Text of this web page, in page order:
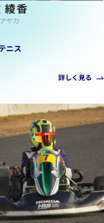
綾香
ヤカ
ニス
詳しく見る